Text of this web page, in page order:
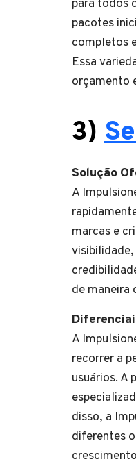
para todos
pacotes
completos
Essa
orçamento
3)
Solução
A
marcas e
de maneira
A
recorrer a
usuários.
disso, a
diferentes